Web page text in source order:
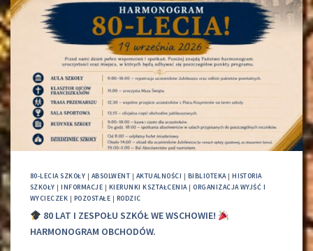
80-LECIA SZKOŁY | ABSOLWENT | AKTUALNOŚCI | BIBLIOTEKA|HISTORIA
SZKOŁY |INFORMACJE | KIERUNKI KSZTAŁCENIA|ORGANIZACJA WYJŚĆ I
WYCIECZEK | POZOSTAŁE | RODZIC
80 LAT I ZESPOŁU SZKÓŁ WE WSCHOWIE!
HARMONOGRAM OBCHODÓW.